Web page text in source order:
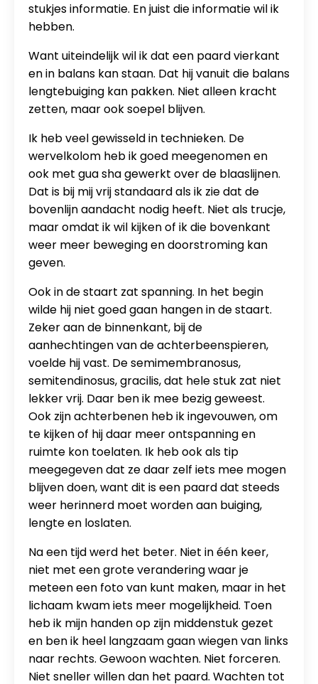
stukjes informatie. En juist die informatie wil ik
hebben.
Want uiteindelijk wil ik dat een paard vierkant
en in balans kan staan. Dat hij vanuit die balans
lengtebuiging kan pakken. Niet alleen kracht
zetten, maar ook soepel blijven.
Ik heb veel gewisseld in technieken. De
wervelkolom heb ik goed meegenomen en
ook met gua sha gewerkt over de blaaslijnen.
Dat is bij mij vrij standaard als ik zie dat de
bovenlijn aandacht nodig heeft. Niet als trucje,
maar omdat ik wil kijken of ik die bovenkant
weer meer beweging en doorstroming kan
geven.
Ook in de staart zat spanning. In het begin
wilde hij niet goed gaan hangen in de staart.
Zeker aan de binnenkant, bij de
aanhechtingen van de achterbeenspieren,
voelde hij vast. De semimembranosus,
semitendinosus, gracilis, dat hele stuk zat niet
lekker vrij. Daar ben ik mee bezig geweest.
Ook zijn achterbenen heb ik ingevouwen, om
te kijken of hij daar meer ontspanning en
ruimte kon toelaten. Ik heb ook als tip
meegegeven dat ze daar zelf iets mee mogen
blijven doen, want dit is een paard dat steeds
weer herinnerd moet worden aan buiging,
lengte en loslaten.
Na een tijd werd het beter. Niet in één keer,
niet met een grote verandering waar je
meteen een foto van kunt maken, maar in het
lichaam kwam iets meer mogelijkheid. Toen
heb ik mijn handen op zijn middenstuk gezet
en ben ik heel langzaam gaan wiegen van links
naar rechts. Gewoon wachten. Niet forceren.
Niet sneller willen dan het paard. Wachten tot